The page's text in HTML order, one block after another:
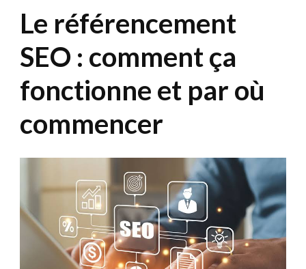
Le référencement
SEO : comment ça
fonctionne et par où
commencer